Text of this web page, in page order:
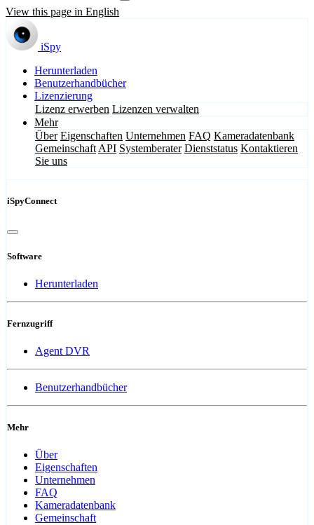
View this page in English
iSpy
Herunterladen
Benutzerhandbücher
Lizenzierung
Lizenz erwerben Lizenzen verwalten
Mehr
Über Eigenschaften Unternehmen FAQ Kameradatenbank
Gemeinschaft API Systemberater Dienststatus Kontaktieren
Sie uns
iSpyConnect
Software
Herunterladen
Fernzugriff
Agent DVR
Benutzerhandbücher
Mehr
Über
Eigenschaften
Unternehmen
FAQ
Kameradatenbank
Gemeinschaft